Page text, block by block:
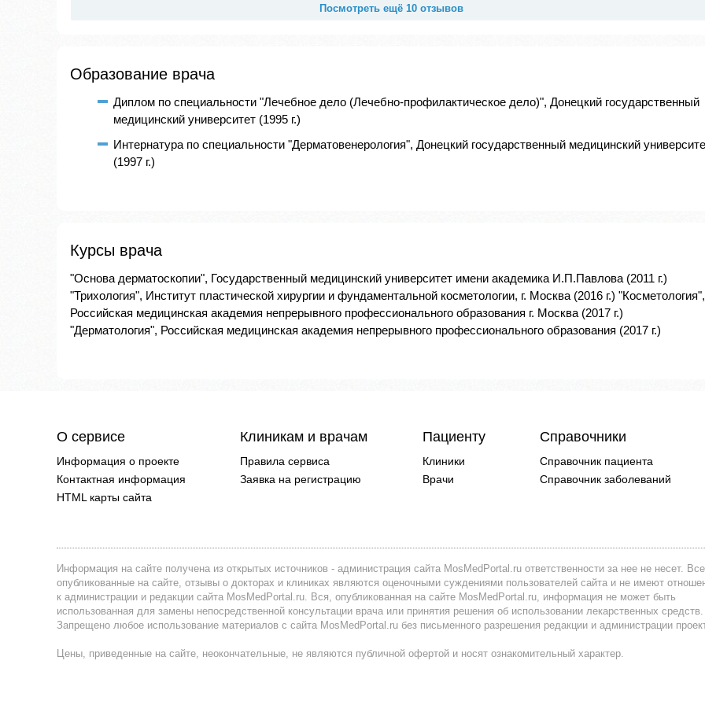
Посмотреть ещё 10 отзывов
Образование врача
Диплом по специальности "Лечебное дело (Лечебно-профилактическое дело)", Донецкий государственный
медицинский университет (1995 г.)
Интернатура по специальности "Дерматовенерология", Донецкий государственный медицинский
(1997 г.)
Курсы врача
"Основа дерматоскопии", Государственный медицинский университет имени академика И.П.Павлова (2011 г.)
"Трихология", Институт пластической хирургии и фундаментальной косметологии, г. Москва (2016 г.) "Косметология",
Российская медицинская академия непрерывного профессионального образования г. Москва (2017 г.)
"Дерматология", Российская медицинская академия непрерывного профессионального образования (2017 г.)
О сервисе
Информация о проекте
Контактная информация
HTML карты сайта
Клиникам и врачам
Правила сервиса
Заявка на регистрацию
Пациенту
Клиники
Врачи
Справочники
Справочник пациента
Справочник заболеваний
Информация на сайте получена из открытых источников - администрация сайта MosMedPortal.ru ответственности за нее не несет.
опубликованные на сайте, отзывы о докторах и клиниках являются оценочными суждениями пользователей сайта и не имеют
к администрации и редакции сайта MosMedPortal.ru. Вся, опубликованная на сайте MosMedPortal.ru, информация не может быть
использованная для замены непосредственной консультации врача или принятия решения об использовании лекарственных средств.
Запрещено любое использование материалов с сайта MosMedPortal.ru без письменного разрешения редакции и администрации
Цены, приведенные на сайте, неокончательные, не являются публичной офертой и носят ознакомительный характер.